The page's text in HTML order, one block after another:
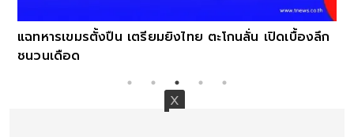
แฉทหารเขมรตั้งปืน เตรียมยิงไทย ตะโกนลั่น เปิดเบื้องลึก
ชนวนเดือด